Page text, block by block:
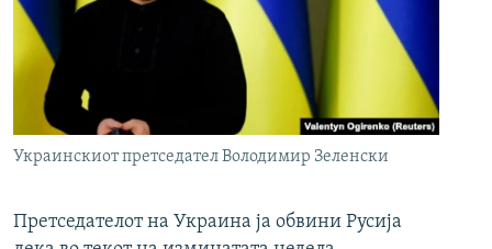
Украинскиот претседател Володимир Зеленски
Претседателот на Украина ја обвини Русија